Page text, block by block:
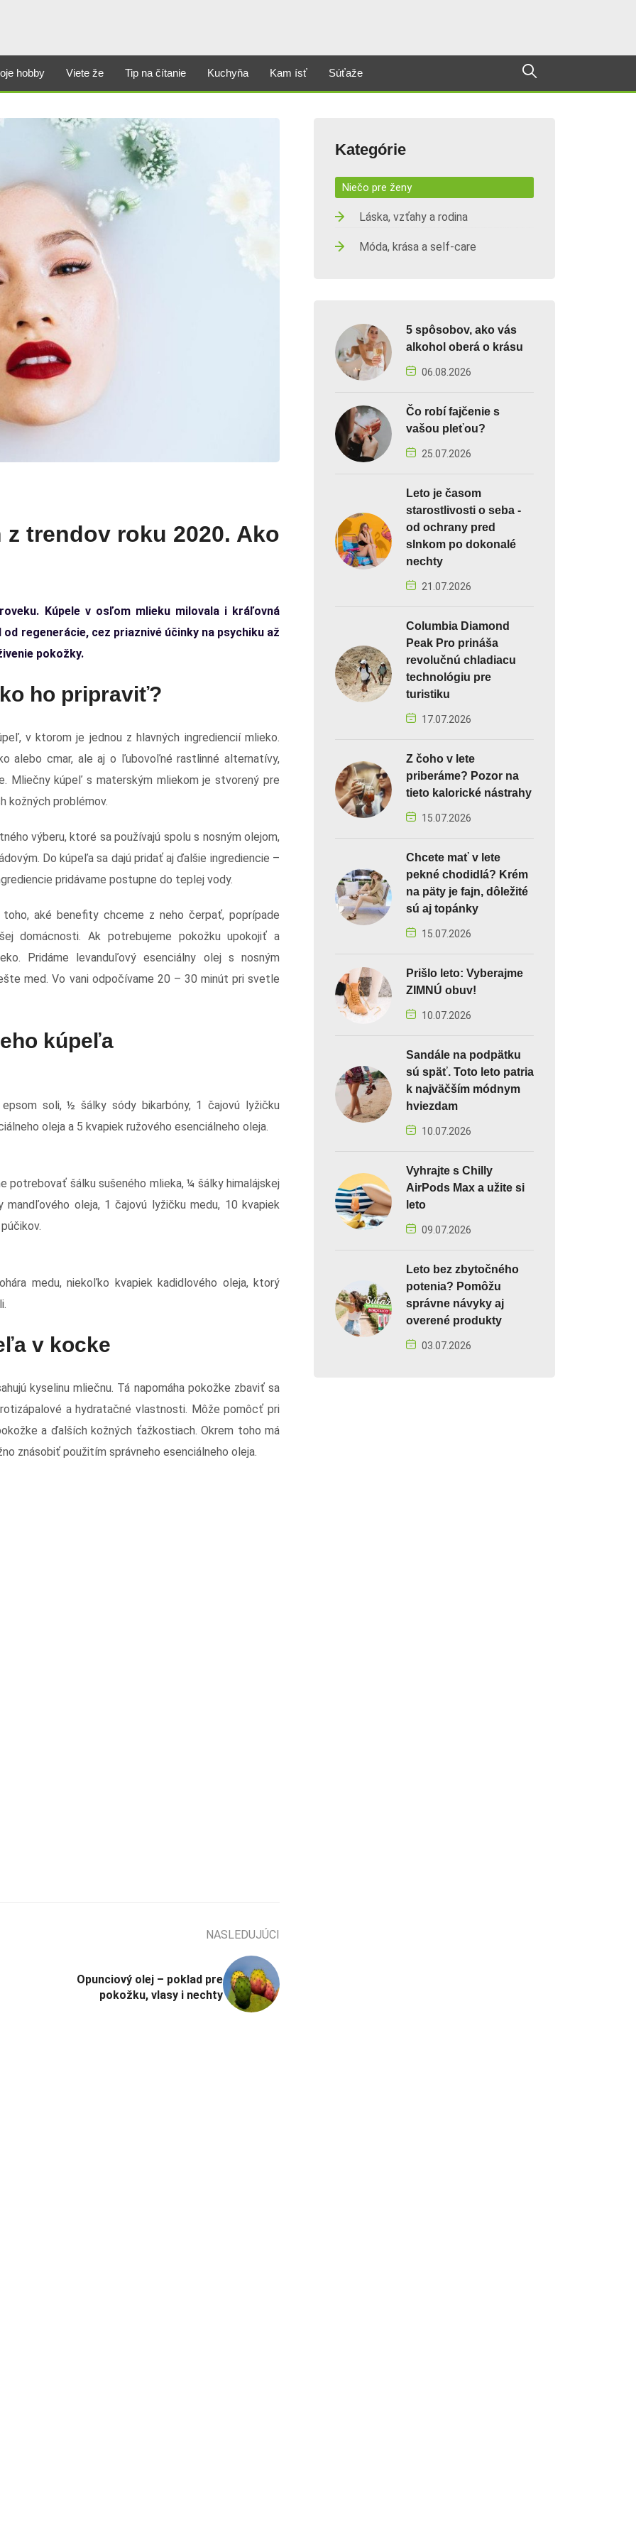
hobby Viete že Tip na čítanie Kuchyňa Kam ísť Súťaže
trendov roku 2020. Ako
Kúpele v osľom mlieku milovala i kráľovná
regenerácie, cez priaznivé účinky na psychiku až
pokožky.
ho pripraviť?
v ktorom je jednou z hlavných ingrediencií mlieko.
alebo cmar, ale aj o ľubovoľné rastlinné alternatívy,
Mliečny kúpeľ s materským mliekom je stvorený pre
kožných problémov.
výberu, ktoré sa používajú spolu s nosným olejom,
Do kúpeľa sa dajú pridať aj ďalšie ingrediencie –
pridávame postupne do teplej vody.
aké benefity chceme z neho čerpať, poprípade
domácnosti. Ak potrebujeme pokožku upokojiť a
Pridáme levanduľový esenciálny olej s nosným
med. Vo vani odpočívame 20 – 30 minút pri svetle
kúpeľa
soli, ½ šálky sódy bikarbóny, 1 čajovú lyžičku
oleja a 5 kvapiek ružového esenciálneho oleja.
potrebovať šálku sušeného mlieka, ¼ šálky himalájskej
oleja, 1 čajovú lyžičku medu, 10 kvapiek
medu, niekoľko kvapiek kadidlového oleja, ktorý
v kocke
kyselinu mliečnu. Tá napomáha pokožke zbaviť sa
a hydratačné vlastnosti. Môže pomôcť pri
a ďalších kožných ťažkostiach. Okrem toho má
znásobiť použitím správneho esenciálneho oleja.
NASLEDUJÚCI
Opunciový olej – poklad pre
pokožku, vlasy i nechty
Kategórie
Niečo pre ženy
Láska, vzťahy a rodina
Móda, krása a self-care
5 spôsobov, ako vás
alkohol oberá o krásu
06.08.2026
Čo robí fajčenie s
vašou pleťou?
25.07.2026
Leto je časom
starostlivosti o seba -
od ochrany pred
slnkom po dokonalé
nechty
21.07.2026
Columbia Diamond
Peak Pro prináša
revolučnú chladiacu
technológiu pre
turistiku
17.07.2026
Z čoho v lete
priberáme? Pozor na
tieto kalorické nástrahy
15.07.2026
Chcete mať v lete
pekné chodidlá? Krém
na päty je fajn, dôležité
sú aj topánky
15.07.2026
Prišlo leto: Vyberajme
ZIMNÚ obuv!
10.07.2026
Sandále na podpätku
sú späť. Toto leto patria
k najväčším módnym
hviezdam
10.07.2026
Vyhrajte s Chilly
AirPods Max a užite si
leto
09.07.2026
Leto bez zbytočného
potenia? Pomôžu
správne návyky aj
overené produkty
03.07.2026